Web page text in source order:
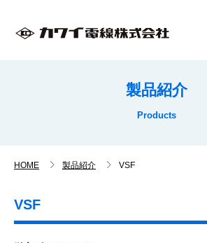
製品紹介
Products
HOME 製品紹介 VSF
VSF